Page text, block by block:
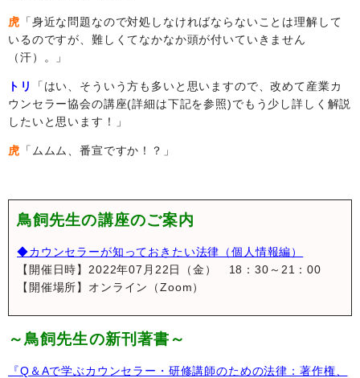
虎 「身近な問題なので対処しなければならないことは理解して
いるのですが、難しくてなかなか頭が付いていきません
（汗）。」
トリ
「はい、そういう方も多いと思いますので、改めて産業カ
ウンセラー協会の講座(詳細は下記を参照)でもう少し詳しく解説
したいと思います！」
虎 「ムムム、番宣ですか！？」
鳥飼先生の講座のご案内
◆カウンセラーが知っておきたい法律（個人情報編）
【開催日時】2022年07月22日（金） 18：30～21：00
【開催場所】オンライン（Zoom）
～鳥飼先生の新刊著書～
『Q＆Aで学ぶカウンセラー・研修講師のための法律：著作権、